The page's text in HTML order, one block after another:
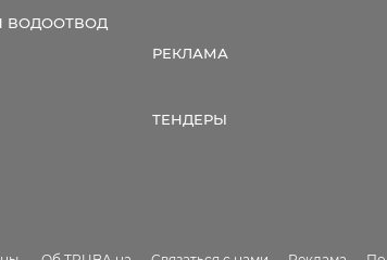
ВОДООТВОД
РЕКЛАМА
ТЕНДЕРЫ